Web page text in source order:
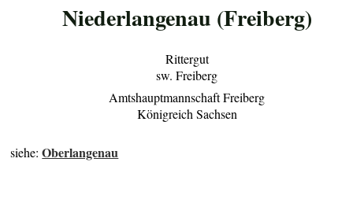
Niederlangenau (Freiberg)
Rittergut
sw. Freiberg
Amtshauptmannschaft Freiberg
Königreich Sachsen
siehe:Oberlangenau